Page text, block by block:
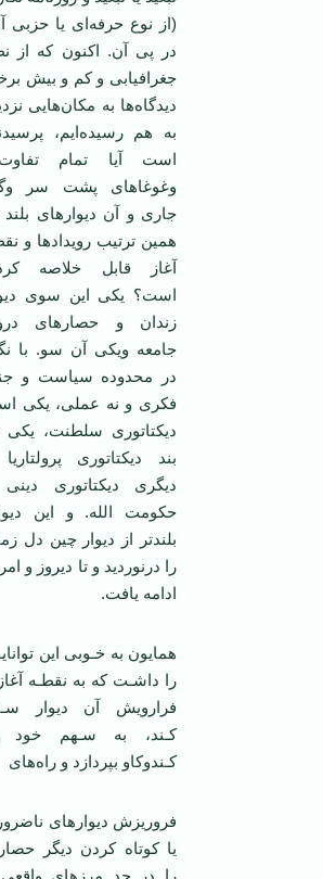
(از نوع حرفه‌ای یا حزبی
در پی آن. اکنون که از
جغرافیابی و کم و بیش
دیدگاه‌ها به مکان‌هایی
به هم رسیده‌ایم،
است آیا تمام
وغوغاهای پشت سر
جاری و آن دیوارهای بلند
همین ترتیب رویداد‌ها و
آغاز قابل خلاصه
است؟ یکی این سوی
زندان و حصارهای
جامعه ویکی آن سو. با
در محدوده سیاست و
فکری و نه عملی، یکی
دیکتاتوری سلطنت، یکی
بند دیکتاتوری
دیگری دیکتاتوری
حکومت الله. و این
بلند‌تر از دیوار چین دل
را درنوردید و تا دیروز و
ادامه یافت.
همایون به خـوبی این
را داشـت که به نقطـه
فرارویش آن دیوار
کـند، به سـهم خود
کـندوکاو بپردازد و راه‌های
فروریزش دیوارهای
یا کوتاه کردن دیگر